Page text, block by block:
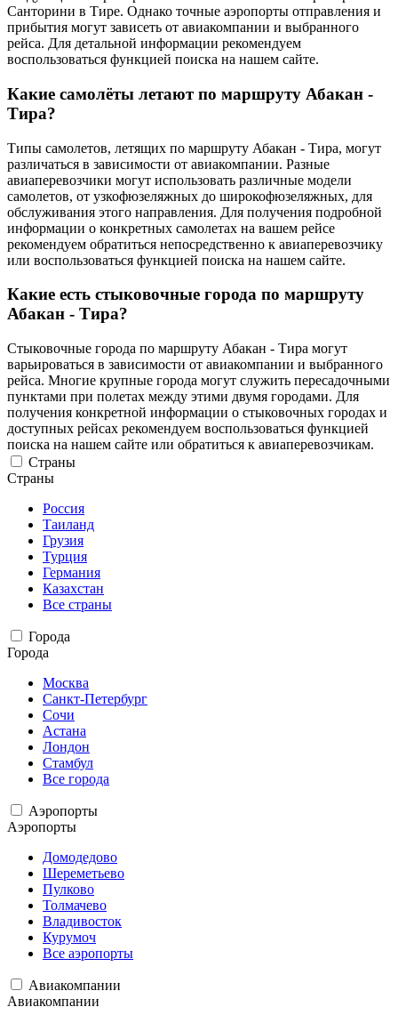
Санторини в Тире. Однако точные аэропорты отправления и
прибытия могут зависеть от авиакомпании и выбранного
рейса. Для детальной информации рекомендуем
воспользоваться функцией поиска на нашем сайте.
Какие самолёты летают по маршруту Абакан -
Тира?
Типы самолетов, летящих по маршруту Абакан - Тира, могут
различаться в зависимости от авиакомпании. Разные
авиаперевозчики могут использовать различные модели
самолетов, от узкофюзеляжных до широкофюзеляжных, для
обслуживания этого направления. Для получения подробной
информации о конкретных самолетах на вашем рейсе
рекомендуем обратиться непосредственно к авиаперевозчику
или воспользоваться функцией поиска на нашем сайте.
Какие есть стыковочные города по маршруту
Абакан - Тира?
Стыковочные города по маршруту Абакан - Тира могут
варьироваться в зависимости от авиакомпании и выбранного
рейса. Многие крупные города могут служить пересадочными
пунктами при полетах между этими двумя городами. Для
получения конкретной информации о стыковочных городах и
доступных рейсах рекомендуем воспользоваться функцией
поиска на нашем сайте или обратиться к авиаперевозчикам.
Страны
Страны
Россия
Таиланд
Грузия
Турция
Германия
Казахстан
Все страны
Города
Города
Москва
Санкт-Петербург
Сочи
Астана
Лондон
Стамбул
Все города
Аэропорты
Аэропорты
Домодедово
Шереметьево
Пулково
Толмачево
Владивосток
Курумоч
Все аэропорты
Авиакомпании
Авиакомпании